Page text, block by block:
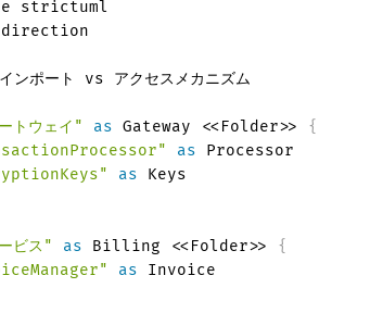
strictuml
ンポート vs アクセスメカニズム
トウェイ" as Gateway <<Folder>> {
as Processor
as
ビス" as Billing <<Folder>> {
as